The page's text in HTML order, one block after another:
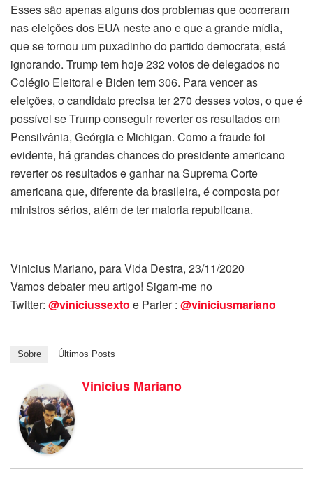
Esses são apenas alguns dos problemas que ocorreram
nas eleições dos EUA neste ano e que a grande mídia,
que se tornou um puxadinho do partido democrata, está
ignorando. Trump tem hoje 232 votos de delegados no
Colégio Eleitoral e Biden tem 306. Para vencer as
eleições, o candidato precisa ter 270 desses votos, o que é
possível se Trump conseguir reverter os resultados em
Pensilvânia, Geórgia e Michigan. Como a fraude foi
evidente, há grandes chances do presidente americano
reverter os resultados e ganhar na Suprema Corte
americana que, diferente da brasileira, é composta por
ministros sérios, além de ter maioria republicana.
Vinicius Mariano, para Vida Destra, 23/11/2020
Vamos debater meu artigo! Sigam-me no
Twitter: @viniciussexto e Parler : @viniciusmariano
Sobre Últimos Posts
Vinicius Mariano